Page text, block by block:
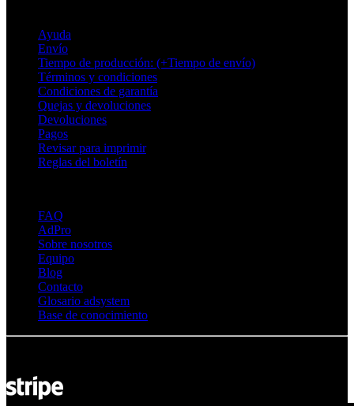
Ayuda
Envío
Tiempo de producción: (+Tiempo de envío)
Términos y condiciones
Condiciones de garantía
Quejas y devoluciones
Devoluciones
Pagos
Revisar para imprimir
Reglas del boletín
FAQ
AdPro
Sobre nosotros
Equipo
Blog
Contacto
Glosario adsystem
Base de conocimiento